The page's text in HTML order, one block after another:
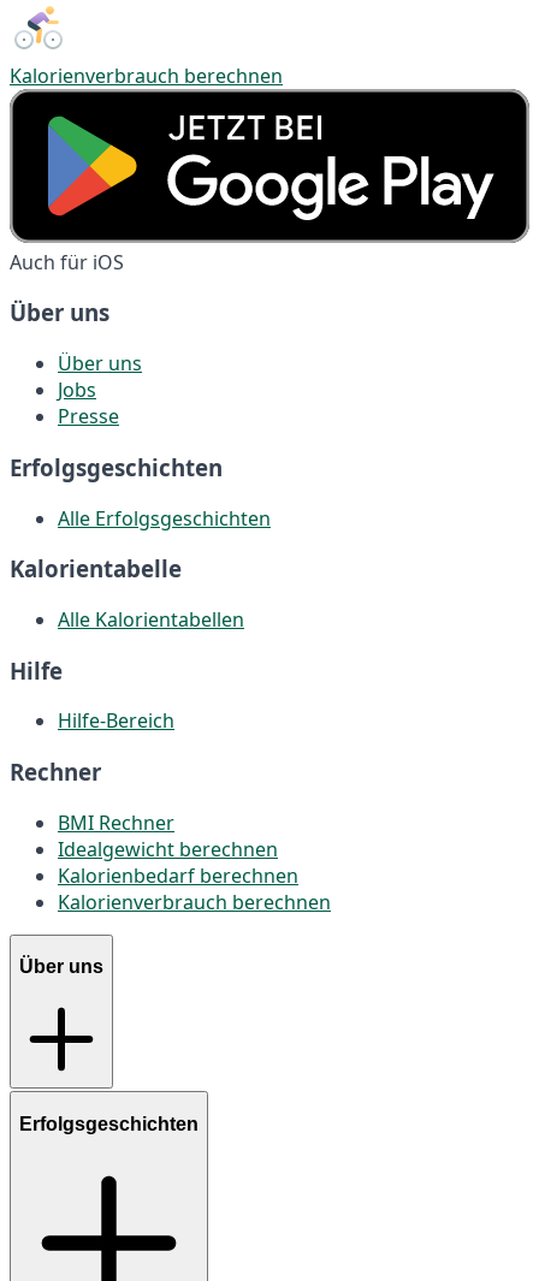
Kalorienverbrauch berechnen
Auch für iOS
Über uns
Über uns
Jobs
Presse
Erfolgsgeschichten
Alle Erfolgsgeschichten
Kalorientabelle
Alle Kalorientabellen
Hilfe
Hilfe-Bereich
Rechner
BMI Rechner
Idealgewicht berechnen
Kalorienbedarf berechnen
Kalorienverbrauch berechnen
Über uns
Erfolgsgeschichten